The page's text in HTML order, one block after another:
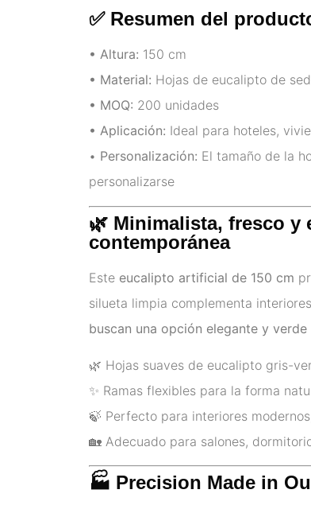
✅ Resumen del
• Altura: 150 cm
• Material: Hojas de eucalipto de
• MOQ: 200 unidades
• Aplicación: Ideal para hoteles,
• Personalización: El tamaño de la
personalizarse
🌿 Minimalista, fresco y
contemporánea
Este eucalipto artificial de 150 cm
silueta limpia complementa
buscan una opción elegante y
🌿 Hojas suaves de eucalipto gris-
✨ Ramas flexibles para la forma
🍃 Perfecto para interiores
🏡 Adecuado para salones,
🏭 Precision Made in